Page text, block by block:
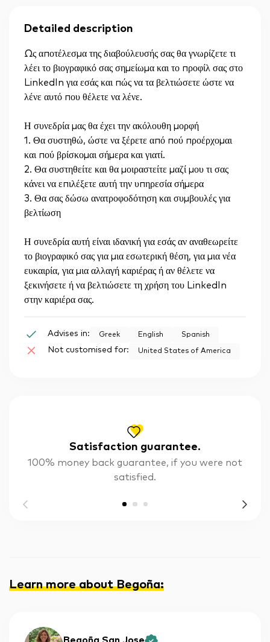
Satisfaction guarantee.
100% money back guarantee, if you were not
satisfied.
Learn more about Begoña:
Detailed description
Ως αποτέλεσμα της διαβούλευσής σας θα γνωρίζετε τι
λέει το βιογραφικό σας σημείωμα και το προφίλ σας στο
LinkedIn για εσάς και πώς να τα βελτιώσετε ώστε να
λένε αυτό που θέλετε να λένε.
Η συνεδρία μας θα έχει την ακόλουθη μορφή
1. Θα συστηθώ, ώστε να ξέρετε από πού προέρχομαι
και πού βρίσκομαι σήμερα και γιατί.
2. Θα συστηθείτε και θα μοιραστείτε μαζί μου τι σας
κάνει να επιλέξετε αυτή την υπηρεσία σήμερα
3. Θα σας δώσω ανατροφοδότηση και συμβουλές για
βελτίωση
Η συνεδρία αυτή είναι ιδανική για εσάς αν αναθεωρείτε
το βιογραφικό σας για μια εσωτερική θέση, για μια νέα
ευκαιρία, για μια αλλαγή καριέρας ή αν θέλετε να
ξεκινήσετε ή να βελτιώσετε τη χρήση του LinkedIn
στην καριέρα σας.
Advises in: Greek English Spanish
Not customised for: United States of America